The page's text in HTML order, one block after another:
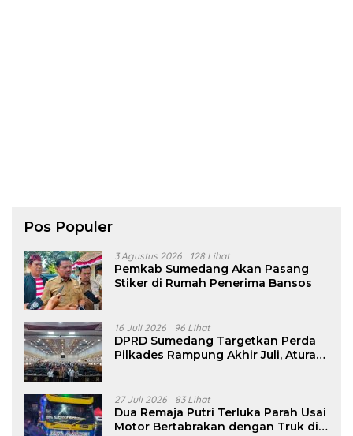
Pos Populer
3 Agustus 2026 128 Lihat
Pemkab Sumedang Akan Pasang
Stiker di Rumah Penerima Bansos
16 Juli 2026 96 Lihat
DPRD Sumedang Targetkan Perda
Pilkades Rampung Akhir Juli, Aturan
27 Juli 2026 83 Lihat
Dua Remaja Putri Terluka Parah Usai
Motor Bertabrakan dengan Truk di